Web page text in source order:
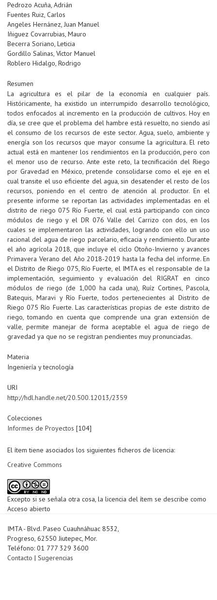
Pedrozo Acuña, Adrián
Fuentes Ruiz, Carlos
Angeles Hernánez, Juan Manuel
Iñiguez Covarrubias, Mauro
Becerra Soriano, Leticia
Gordillo Salinas, Víctor Manuel
Roblero Hidalgo, Rodrigo
Resumen
La agricultura es el pilar de la economía en cualquier país.
Históricamente, ha existido un interrumpido desarrollo tecnológico,
todos enfocados al incremento en la producción de cultivos. Hoy en
día, se cree que el problema del hambre está resuelto, no siendo así
el consumo de los recursos de este sector. Agua, suelo, ambiente y
energía son los recursos que mayor consume la agricultura. El reto
actual está en mantener los rendimientos en la producción, pero con
el menor uso de recurso. Ante este reto, la tecnificación del Riego
por Gravedad en México, pretende consolidarse como el eje en el
cual transite el uso eficiente del agua, sin desatender el resto de los
recursos, poniendo en el centro de atención al productor. En el
presente informe se reportan las actividades implementadas en el
distrito de riego 075 Río Fuerte, el cual está participando con cinco
módulos de riego y el DR 076 Valle del Carrizo con dos, en los
cuales se implementaron las actividades, logrando con ello un uso
racional del agua de riego parcelario, eficacia y rendimiento. Durante
el año agrícola 2018, que incluye el ciclo Otoño-Invierno y avances
Primavera Verano del Año 2018-2019 hasta la fecha del informe. En
el Distrito de Riego 075, Río Fuerte, el IMTA es el responsable de la
implementación, seguimiento y evaluación del RIGRAT en cinco
módulos de riego (de 1,000 ha cada una), Ruíz Cortines, Pascola,
Batequis, Maravi y Río Fuerte, todos pertenecientes al Distrito de
Riego 075 Río Fuerte. Las características propias de este distrito de
riego, tomando en cuenta que comprende una gran extensión de
valle, permite manejar de forma aceptable el agua de riego de
gravedad ya que no se registran pendientes muy pronunciadas.
Materia
Ingeniería y tecnología
URI
http://hdl.handle.net/20.500.12013/2359
Colecciones
Informes de Proyectos [104]
El ítem tiene asociados los siguientes ficheros de licencia:
Creative Commons
Excepto si se señala otra cosa, la licencia del ítem se describe como
Acceso abierto
IMTA - Blvd. Paseo Cuauhnáhuac 8532,
Progreso, 62550 Jiutepec, Mor.
Teléfono: 01 777 329 3600
Contacto | Sugerencias